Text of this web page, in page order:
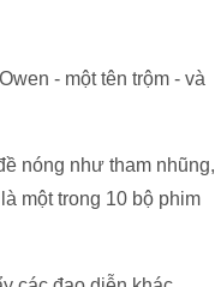
- một tên trộm - và
nóng như tham nhũng,
là một trong 10 bộ phim